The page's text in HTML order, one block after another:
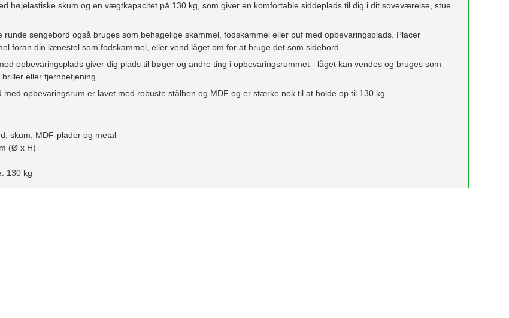
højelastiske skum og en vægtkapacitet på 130 kg, som giver en komfortable siddeplads til dig i dit soveværelse, stue
runde sengebord også bruges som behagelige skammel, fodskammel eller puf med opbevaringsplads. Placer
foran din lænestol som fodskammel, eller vend låget om for at bruge det som sidebord.
opbevaringsplads giver dig plads til bøger og andre ting i opbevaringsrummet - låget kan vendes og bruges som
eller fjernbetjening.
med opbevaringsrum er lavet med robuste stålben og MDF og er stærke nok til at holde op til 130 kg.
skum, MDF-plader og metal
(Ø x H)
130 kg